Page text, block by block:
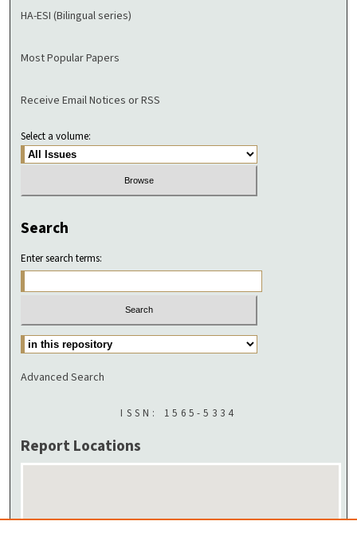
HA-ESI (Bilingual series)
Most Popular Papers
Receive Email Notices or RSS
Select a volume:
Search
Enter search terms:
Advanced Search
ISSN: 1565-5334
Report Locations